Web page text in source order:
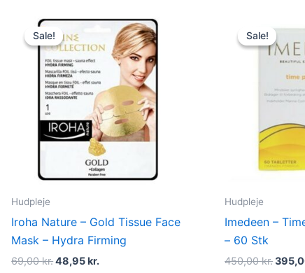
Sale!
Sale!
Hudpleje
Iroha Nature – Gold Tissue Face
Mask – Hydra Firming
69,00kr.
Original
was:
69,00 kr..
48,95kr.
Current
price
is:
48,95 kr..
Sale!
Sale!
Hudpleje
Imedeen –
– 60 Stk
450,00kr.
price
was: